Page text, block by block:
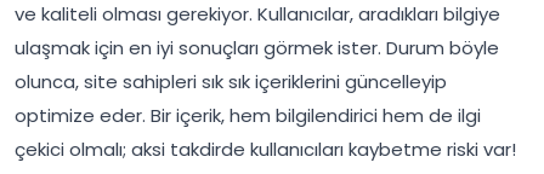
ve kaliteli olması gerekiyor. Kullanıcılar, aradıkları bilgiye
ulaşmak için en iyi sonuçları görmek ister. Durum böyle
olunca, site sahipleri sık sık içeriklerini güncelleyip
optimize eder. Bir içerik, hem bilgilendirici hem de ilgi
çekici olmalı; aksi takdirde kullanıcıları kaybetme riski var!